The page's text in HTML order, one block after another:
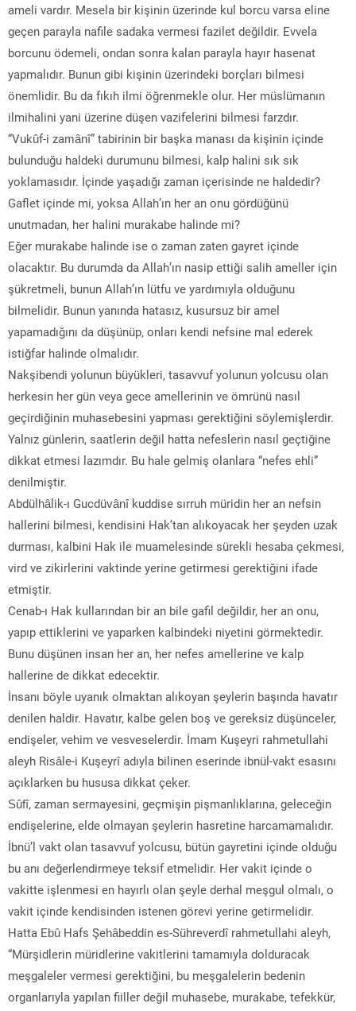
ameli vardır. Mesela bir kişinin üzerinde kul borcu varsa eline
geçen parayla nafile sadaka vermesi fazilet değildir. Evvela
borcunu ödemeli, ondan sonra kalan parayla hayır hasenat
yapmalıdır. Bunun gibi kişinin üzerindeki borçları bilmesi
önemlidir. Bu da fıkıh ilmi öğrenmekle olur. Her müslümanın
ilmihalini yani üzerine düşen vazifelerini bilmesi farzdır.
“Vukûf-i zamânî” tabirinin bir başka manası da kişinin içinde
bulunduğu haldeki durumunu bilmesi, kalp halini sık sık
yoklamasıdır. İçinde yaşadığı zaman içerisinde ne haldedir?
Gaflet içinde mi, yoksa Allah’ın her an onu gördüğünü
unutmadan, her halini murakabe halinde mi?
Eğer murakabe halinde ise o zaman zaten gayret içinde
olacaktır. Bu durumda da Allah’ın nasip ettiği salih ameller için
şükretmeli, bunun Allah’ın lütfu ve yardımıyla olduğunu
bilmelidir. Bunun yanında hatasız, kusursuz bir amel
yapamadığını da düşünüp, onları kendi nefsine mal ederek
istiğfar halinde olmalıdır.
Nakşibendi yolunun büyükleri, tasavvuf yolunun yolcusu olan
herkesin her gün veya gece amellerinin ve ömrünü nasıl
geçirdiğinin muhasebesini yapması gerektiğini söylemişlerdir.
Yalnız günlerin, saatlerin değil hatta nefeslerin nasıl geçtiğine
dikkat etmesi lazımdır. Bu hale gelmiş olanlara “nefes ehli”
denilmiştir.
Abdülhâlik-ı Gucdüvânî kuddise sırruh müridin her an nefsin
hallerini bilmesi, kendisini Hak’tan alıkoyacak her şeyden uzak
durması, kalbini Hak ile muamelesinde sürekli hesaba çekmesi,
vird ve zikirlerini vaktinde yerine getirmesi gerektiğini ifade
etmiştir.
Cenab-ı Hak kullarından bir an bile gafil değildir, her an onu,
yapıp ettiklerini ve yaparken kalbindeki niyetini görmektedir.
Bunu düşünen insan her an, her nefes amellerine ve kalp
hallerine de dikkat edecektir.
İnsanı böyle uyanık olmaktan alıkoyan şeylerin başında havatır
denilen haldir. Havatır, kalbe gelen boş ve gereksiz düşünceler,
endişeler, vehim ve vesveselerdir. İmam Kuşeyri rahmetullahi
aleyh Risâle-i Kuşeyrî adıyla bilinen eserinde ibnül-vakt esasını
açıklarken bu hususa dikkat çeker.
Sûfî, zaman sermayesini, geçmişin pişmanlıklarına, geleceğin
endişelerine, elde olmayan şeylerin hasretine harcamamalıdır.
İbnü’l vakt olan tasavvuf yolcusu, bütün gayretini içinde olduğu
bu anı değerlendirmeye teksif etmelidir. Her vakit içinde o
vakitte işlenmesi en hayırlı olan şeyle derhal meşgul olmalı, o
vakit içinde kendisinden istenen görevi yerine getirmelidir.
Hatta Ebû Hafs Şehâbeddin es-Sühreverdî rahmetullahi aleyh,
“Mürşidlerin müridlerine vakitlerini tamamıyla dolduracak
meşgaleler vermesi gerektiğini, bu meşgalelerin bedenin
organlarıyla yapılan fiiller değil muhasebe, murakabe, tefekkür,